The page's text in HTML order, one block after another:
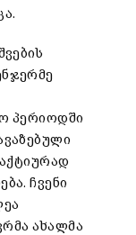
პერიოდში
ჩვენი
ახალმა